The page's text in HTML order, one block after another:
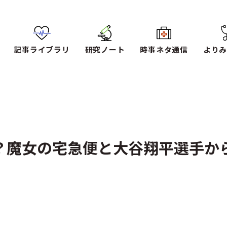
記事ライブラリ 研究ノート 時事ネタ通信 より
女の宅急便と大谷翔平選手か